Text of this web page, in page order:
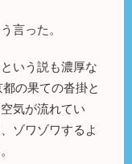
言った。
いう説も濃厚な
の果ての沓掛と
気が流れてい
ゾワゾワするよ